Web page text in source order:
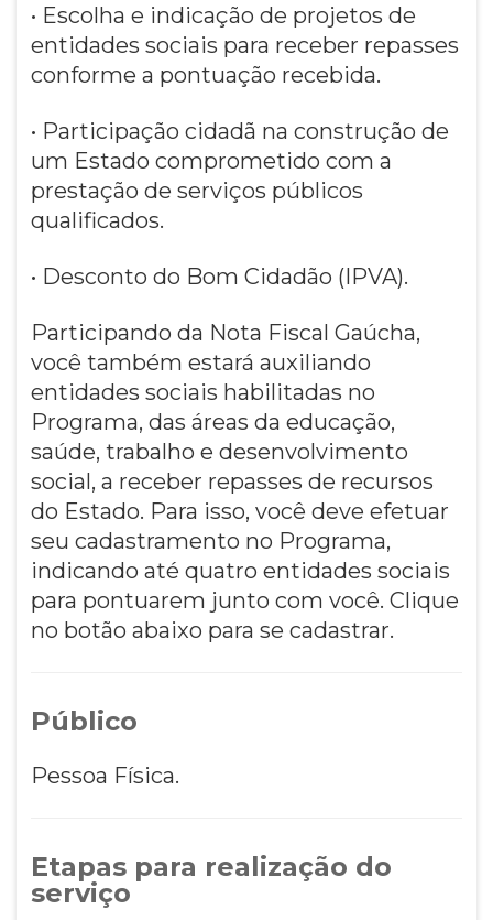
• Escolha e indicação de projetos de
entidades sociais para receber repasses
conforme a pontuação recebida.
• Participação cidadã na construção de
um Estado comprometido com a
prestação de serviços públicos
qualificados.
• Desconto do Bom Cidadão (IPVA).
Participando da Nota Fiscal Gaúcha,
você também estará auxiliando
entidades sociais habilitadas no
Programa, das áreas da educação,
saúde, trabalho e desenvolvimento
social, a receber repasses de recursos
do Estado. Para isso, você deve efetuar
seu cadastramento no Programa,
indicando até quatro entidades sociais
para pontuarem junto com você. Clique
no botão abaixo para se cadastrar.
Público
Pessoa Física.
Etapas para realização do
serviço